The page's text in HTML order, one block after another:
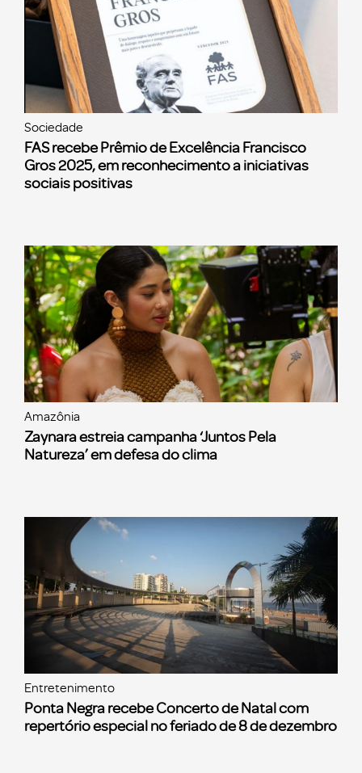
Sociedade
FAS recebe Prêmio de Excelência Francisco
Gros 2025, em reconhecimento a iniciativas
sociais positivas
Amazônia
Zaynara estreia campanha ‘Juntos Pela
Natureza’ em defesa do clima
Entretenimento
Ponta Negra recebe Concerto de Natal com
repertório especial no feriado de 8 de dezembro